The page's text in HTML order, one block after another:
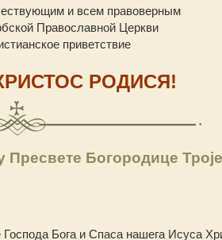
и всем правоверным
Православной Церкви
приветствие
РОДИСЯ!
Богородице
Бога и Спаса нашега Исуса